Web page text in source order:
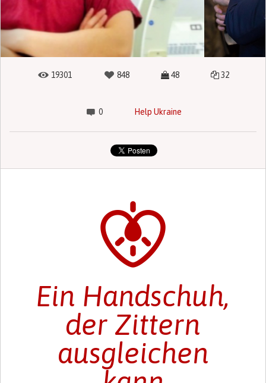
19301 848 48 32
0 Help Ukraine
Ein Handschuh,
der Zittern
ausgleichen